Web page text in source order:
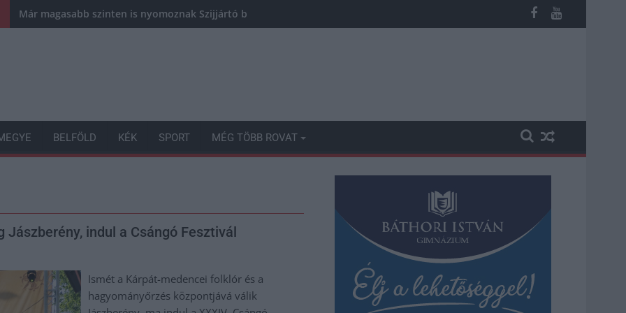
Már magasabb szinten is nyomoznak Szijjártó büntetőügyében, vesztegetés miatt 3 év letöltendőt kaphat és ez csak az egyik
BELFÖLD KÉK SPORT MÉG TÖBB ROVAT
indul a Csángó Fesztivál
Ismét a Kárpát-medencei folklór és a
hagyományőrzés központjává válik